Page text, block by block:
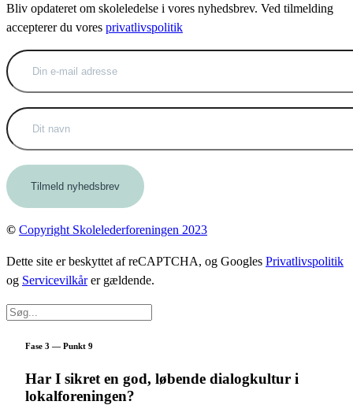
Bliv opdateret om skoleledelse i vores nyhedsbrev. Ved tilmelding
accepterer du vores privatlivspolitik
© Copyright Skolelederforeningen 2023
Dette site er beskyttet af reCAPTCHA, og Googles Privatlivspolitik
og Servicevilkårer gældende.
Fase 3 — Punkt 9
Har I sikret en god, løbende dialogkultur i
lokalforeningen?